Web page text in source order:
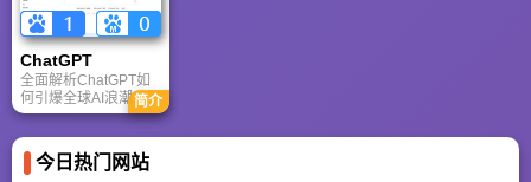
ChatGPT‌
全面解析ChatGPT如
何引爆全球AI浪潮！
通俗讲解神经网络、
核心技术，带您轻松
看懂大语言模型如何
简介
今日热门网站